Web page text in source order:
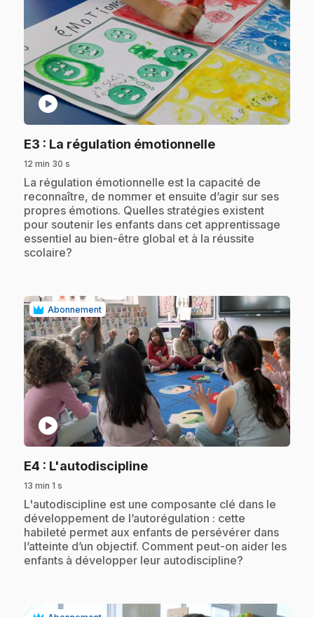
play_circle
E3 : La régulation émotionnelle.
12 min 30 s
.La régulation émotionnelle est la capacité de
reconnaître, de nommer et ensuite d’agir sur ses
propres émotions. Quelles stratégies existent
pour soutenir les enfants dans cet apprentissage
essentiel au bien-être global et à la réussite
scolaire?
Abonnement
play_circle
E4 : L'autodiscipline.
13 min 1 s
.L'autodiscipline est une composante clé dans le
développement de l’autorégulation : cette
habileté permet aux enfants de persévérer dans
l’atteinte d’un objectif. Comment peut-on aider les
enfants à développer leur autodiscipline?